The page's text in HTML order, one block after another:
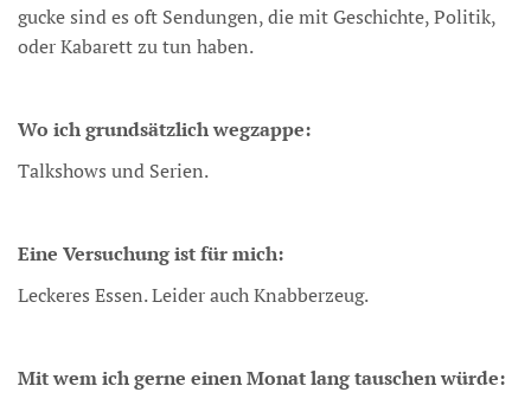
gucke sind es oft Sendungen, die mit Geschichte, Politik,
oder Kabarett zu tun haben.
Wo ich grundsätzlich wegzappe:
Talkshows und Serien.
Eine Versuchung ist für mich:
Leckeres Essen. Leider auch Knabberzeug.
Mit wem ich gerne einen Monat lang tauschen würde: